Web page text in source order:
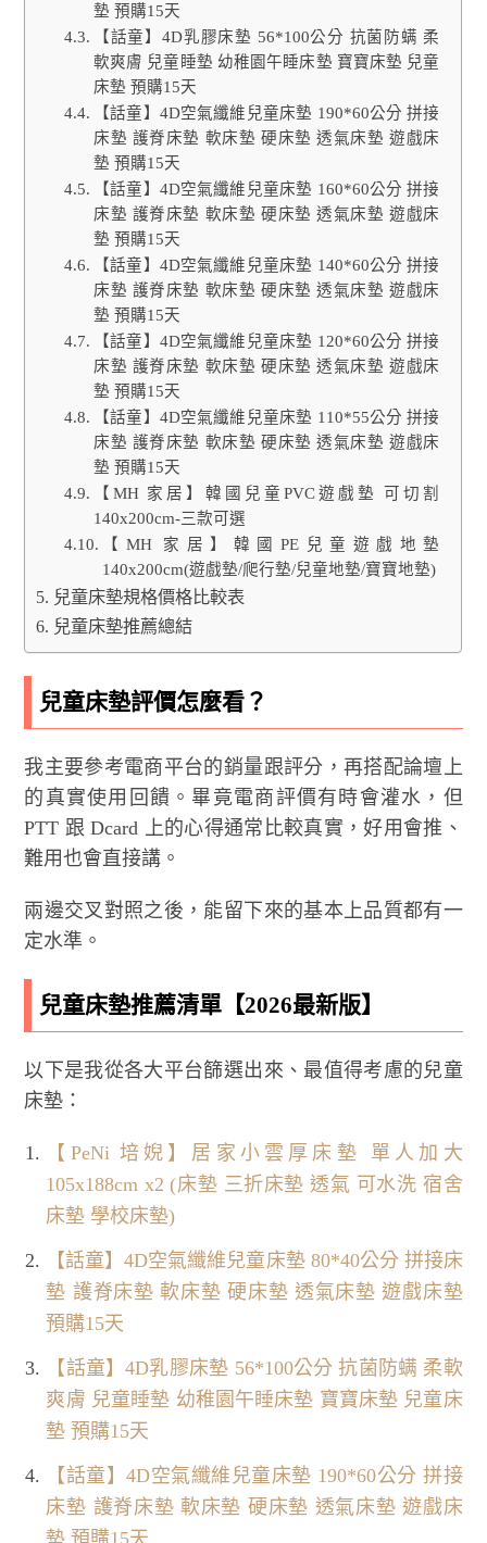
墊 預購15天
【話童】4D乳膠床墊 56*100公分 抗菌防螨 柔
軟爽膚 兒童睡墊 幼稚園午睡床墊 寶寶床墊 兒童
床墊 預購15天
【話童】4D空氣纖維兒童床墊 190*60公分 拼接
床墊 護脊床墊 軟床墊 硬床墊 透氣床墊 遊戲床
墊 預購15天
【話童】4D空氣纖維兒童床墊 160*60公分 拼接
床墊 護脊床墊 軟床墊 硬床墊 透氣床墊 遊戲床
墊 預購15天
【話童】4D空氣纖維兒童床墊 140*60公分 拼接
床墊 護脊床墊 軟床墊 硬床墊 透氣床墊 遊戲床
墊 預購15天
【話童】4D空氣纖維兒童床墊 120*60公分 拼接
床墊 護脊床墊 軟床墊 硬床墊 透氣床墊 遊戲床
墊 預購15天
【話童】4D空氣纖維兒童床墊 110*55公分 拼接
床墊 護脊床墊 軟床墊 硬床墊 透氣床墊 遊戲床
墊 預購15天
【MH 家居】韓國兒童PVC遊戲墊 可切割
140x200cm-三款可選
【MH 家居】韓國PE兒童遊戲地墊
140x200cm(遊戲墊/爬行墊/兒童地墊/寶寶地墊)
兒童床墊規格價格比較表
兒童床墊推薦總結
兒童床墊評價怎麼看？
我主要參考電商平台的銷量跟評分，再搭配論壇上
的真實使用回饋。畢竟電商評價有時會灌水，但
PTT 跟 Dcard 上的心得通常比較真實，好用會推、
難用也會直接講。
兩邊交叉對照之後，能留下來的基本上品質都有一
定水準。
兒童床墊推薦清單【2026最新版】
以下是我從各大平台篩選出來、最值得考慮的兒童
床墊：
【PeNi 培婗】居家小雲厚床墊 單人加大
105x188cm x2 (床墊 三折床墊 透氣 可水洗 宿舍
床墊 學校床墊)
【話童】4D空氣纖維兒童床墊 80*40公分 拼接床
墊 護脊床墊 軟床墊 硬床墊 透氣床墊 遊戲床墊
預購15天
【話童】4D乳膠床墊 56*100公分 抗菌防螨 柔軟
爽膚 兒童睡墊 幼稚園午睡床墊 寶寶床墊 兒童床
墊 預購15天
【話童】4D空氣纖維兒童床墊 190*60公分 拼接
床墊 護脊床墊 軟床墊 硬床墊 透氣床墊 遊戲床
墊 預購15天